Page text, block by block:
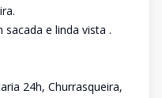
e linda vista .
24h, Churrasqueira,